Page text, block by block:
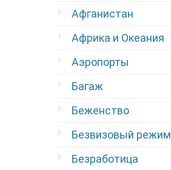
Афганистан
Африка и Океания
Аэропорты
Багаж
Беженство
Безвизовый режим
Безработица